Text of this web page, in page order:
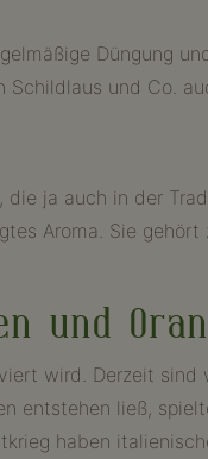
Düngung
und Co.
ja auch in der
Aroma. Sie
und
wird. Derzeit
entstehen ließ,
haben